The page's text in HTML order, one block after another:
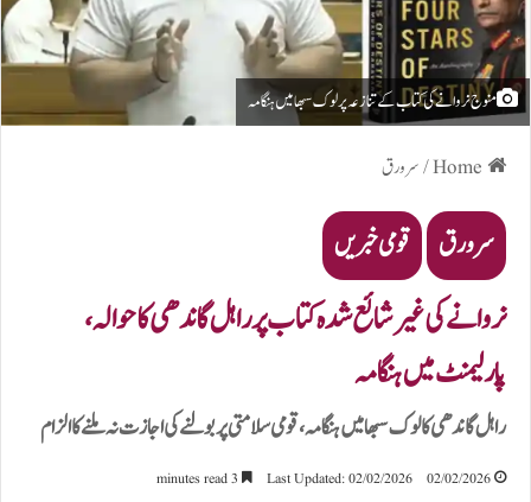
منوج نروانے کی کتاب کے تنازعہ پر لوک سبھا میں ہنگامہ
/سرورق
سرورق قومی خبریں
نروانے کی غیر شائع شدہ کتاب پر راہل گاندھی کا حوالہ،
پارلیمنٹ میں ہنگامہ
راہل گاندھی کا لوک سبھا میں ہنگامہ، قومی سلامتی پر بولنے کی اجازت نہ ملنے کا الزام
02/02/2026
Last Updated: 02/02/2026